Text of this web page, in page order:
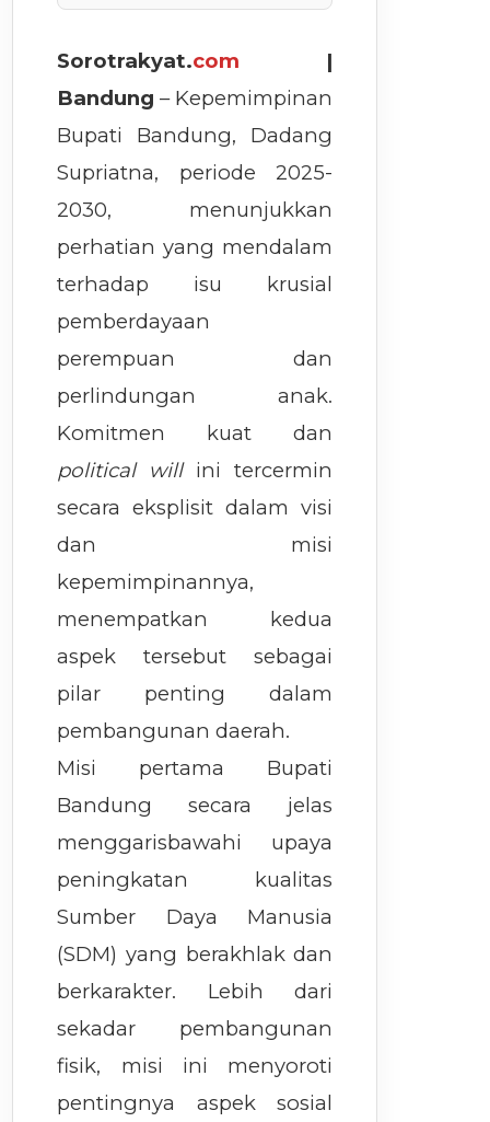
Sorotrakyat.com |
Bandung – Kepemimpinan
Bupati Bandung, Dadang
Supriatna, periode 2025-
2030, menunjukkan
perhatian yang mendalam
terhadap isu krusial
pemberdayaan
perempuan dan
perlindungan anak.
Komitmen kuat dan
political willini tercermin
secara eksplisit dalam visi
dan misi
kepemimpinannya,
menempatkan kedua
aspek tersebut sebagai
pilar penting dalam
pembangunan daerah.
Misi pertama Bupati
Bandung secara jelas
menggarisbawahi upaya
peningkatan kualitas
Sumber Daya Manusia
(SDM) yang berakhlak dan
berkarakter. Lebih dari
sekadar pembangunan
fisik, misi ini menyoroti
pentingnya aspek sosial